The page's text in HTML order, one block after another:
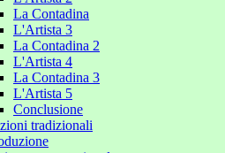
La Contadina
L'Artista 3
La Contadina 2
L'Artista 4
La Contadina 3
L'Artista 5
Conclusione
tradizionali